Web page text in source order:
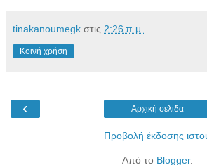
tinakanoumegk στις 2:26 π.μ.
Κοινή χρήση
‹ Αρχική σελίδα
Προβολή έκδοσης
Από το Blogger.